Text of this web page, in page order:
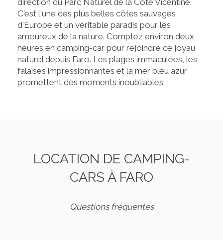
direction du Parc Naturel de la Côte Vicentine.
C'est l'une des plus belles côtes sauvages
d'Europe et un véritable paradis pour les
amoureux de la nature. Comptez environ deux
heures en camping-car pour rejoindre ce joyau
naturel depuis Faro. Les plages immaculées, les
falaises impressionnantes et la mer bleu azur
promettent des moments inoubliables.
LOCATION DE CAMPING-
CARS À FARO
Questions fréquentes